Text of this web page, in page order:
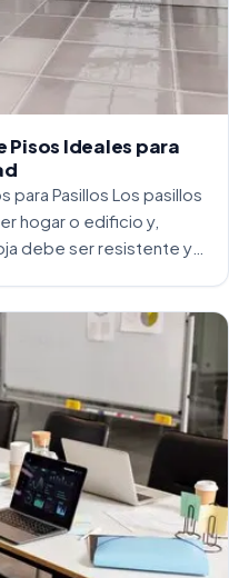
Pisos Ideales para
para Pasillos Los pasillos
hogar o edificio y,
debe ser resistente y